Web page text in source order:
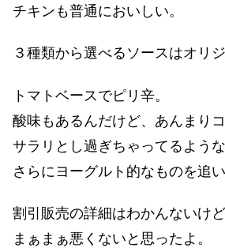
チキンも普通においしい。
３種類から選べるソースはオリ
トマトベースでピリ辛。
酸味もあるんだけど、あんまり
サラリとし過ぎちゃってるような
さらにヨーグルト的なものを追
割引販売の詳細はわかんないけど
まぁまぁ悪くないと思ったよ。